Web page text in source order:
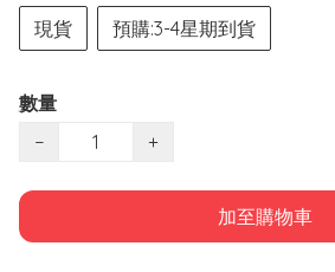
現貨
預購:3-4星期到貨
數量
−
+
加至購物車